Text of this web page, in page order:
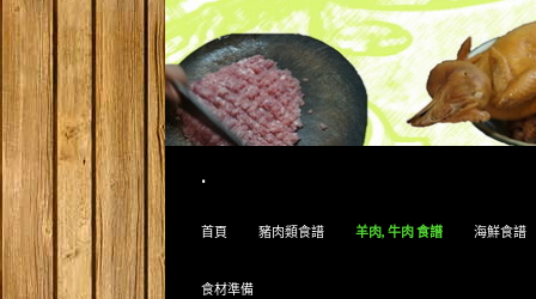
.
首頁
豬肉類食譜 羊肉, 牛肉 食譜 海鮮食譜
食材準備